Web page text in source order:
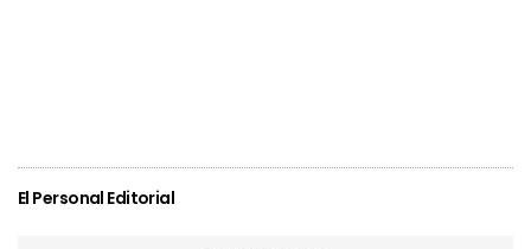
El Personal Editorial